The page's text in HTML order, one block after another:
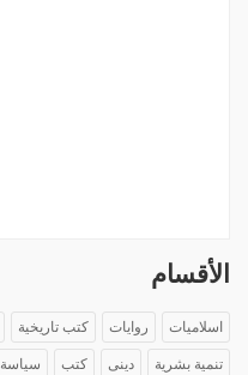
الأقسام
اسلاميات روايات كتب تاريخية
تنمية بشرية دينى كتب سياسة